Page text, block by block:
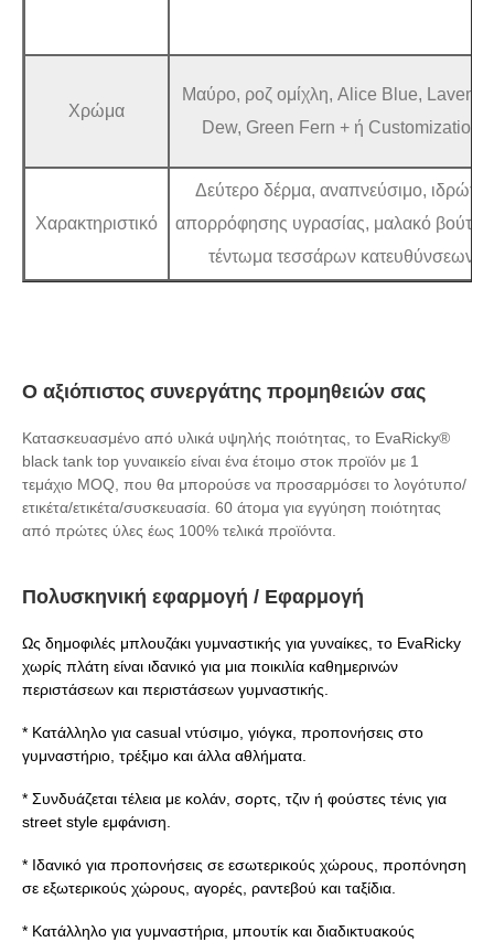
Χρώμα
Μαύρο, ροζ ομίχλη, Alice Blue,
Dew, Green Fern + ή Customization
Χαρακτηριστικό
Δεύτερο δέρμα, αναπνεύσιμο, ιδρώτα
απορρόφησης υγρασίας, μαλακό
τέντωμα τεσσάρων κατευθύνσεων
Ο αξιόπιστος συνεργάτης προμηθειών σας
Κατασκευασμένο από υλικά υψηλής ποιότητας, το EvaRicky®
black tank top γυναικείο είναι ένα έτοιμο στοκ προϊόν με 1
τεμάχιο MOQ, που θα μπορούσε να προσαρμόσει το λογότυπο/
ετικέτα/ετικέτα/συσκευασία. 60 άτομα για εγγύηση ποιότητας
από πρώτες ύλες έως 100% τελικά προϊόντα.
Πολυσκηνική εφαρμογή / Εφαρμογή
Ως δημοφιλές μπλουζάκι γυμναστικής για γυναίκες, το EvaRicky
χωρίς πλάτη είναι ιδανικό για μια ποικιλία καθημερινών
περιστάσεων και περιστάσεων γυμναστικής.
* Κατάλληλο για casual ντύσιμο, γιόγκα, προπονήσεις στο
γυμναστήριο, τρέξιμο και άλλα αθλήματα.
* Συνδυάζεται τέλεια με κολάν, σορτς, τζιν ή φούστες τένις για
street style εμφάνιση.
* Ιδανικό για προπονήσεις σε εσωτερικούς χώρους, προπόνηση
σε εξωτερικούς χώρους, αγορές, ραντεβού και ταξίδια.
* Κατάλληλο για γυμναστήρια, μπουτίκ και διαδικτυακούς